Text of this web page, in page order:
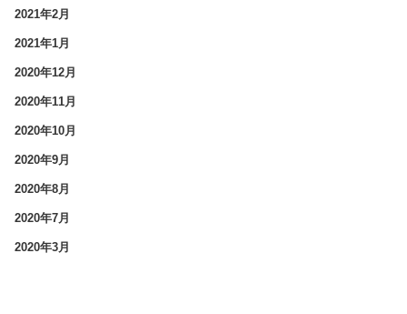
2021年2月
2021年1月
2020年12月
2020年11月
2020年10月
2020年9月
2020年8月
2020年7月
2020年3月